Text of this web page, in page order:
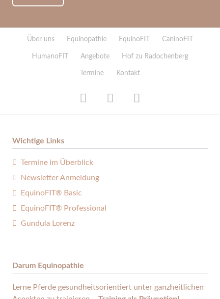
Navigation
Über uns Equinopathie EquinoFIT CaninoFIT
HumanoFIT Angebote Hof zu Radochenberg
Termine Kontakt
Wichtige Links
Termine im Überblick
Newsletter Anmeldung
EquinoFIT® Basic
EquinoFIT® Professional
Gundula Lorenz
Darum Equinopathie
Lerne Pferde gesund­heits­orientiert unter ganz­heitlichen